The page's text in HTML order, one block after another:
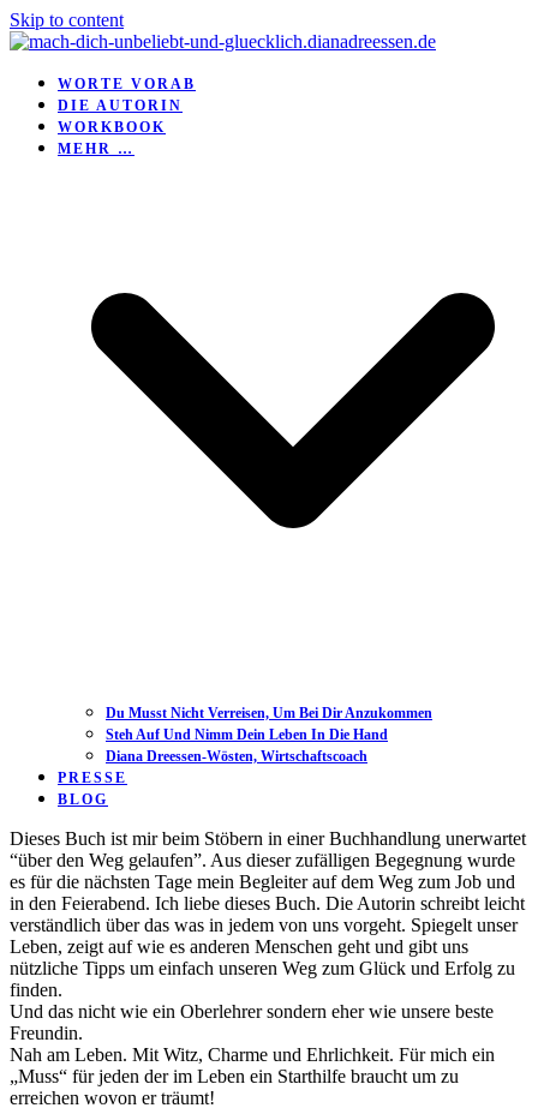
Skip to content
WORTE VORAB
DIE AUTORIN
WORKBOOK
MEHR …
Du Musst Nicht Verreisen, Um Bei Dir Anzukommen
Steh Auf Und Nimm Dein Leben In Die Hand
Diana Dreessen-Wösten, Wirtschaftscoach
PRESSE
BLOG
Open
mobile
menu
Close
mobile
menu
Dieses Buch ist mir beim Stöbern in einer Buchhandlung unerwartet
“über den Weg gelaufen”. Aus dieser zufälligen Begegnung wurde
es für die nächsten Tage mein Begleiter auf dem Weg zum Job und
in den Feierabend. Ich liebe dieses Buch. Die Autorin schreibt leicht
verständlich über das was in jedem von uns vorgeht. Spiegelt unser
Leben, zeigt auf wie es anderen Menschen geht und gibt uns
nützliche Tipps um einfach unseren Weg zum Glück und Erfolg zu
finden.
Und das nicht wie ein Oberlehrer sondern eher wie unsere beste
Freundin.
Nah am Leben. Mit Witz, Charme und Ehrlichkeit. Für mich ein
„Muss“ für jeden der im Leben ein Starthilfe braucht um zu
erreichen wovon er träumt!